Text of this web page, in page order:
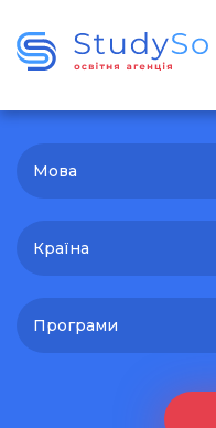
Мова
Країна
Програми